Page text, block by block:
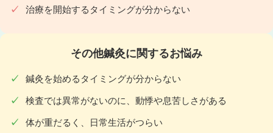
治療を開始するタイミングが分からない
その他鍼灸に関するお悩み
鍼灸を始めるタイミングが分からない
検査では異常がないのに、動悸や息苦しさがある
体が重だるく、日常生活がつらい